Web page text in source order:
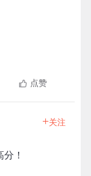
点赞
+关注
！